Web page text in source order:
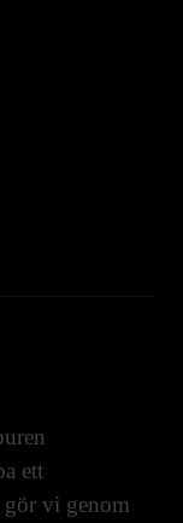
ett
gör vi genom